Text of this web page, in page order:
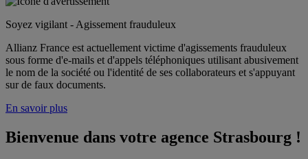
Soyez vigilant - Agissement frauduleux
Allianz France est actuellement victime d'agissements frauduleux
sous forme d'e-mails et d'appels téléphoniques utilisant abusivement
le nom de la société ou l'identité de ses collaborateurs et s'appuyant
sur de faux documents.
En savoir plus
Bienvenue dans votre agence Strasbourg !